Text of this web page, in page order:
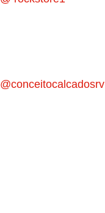
@conceitocalcadosrv